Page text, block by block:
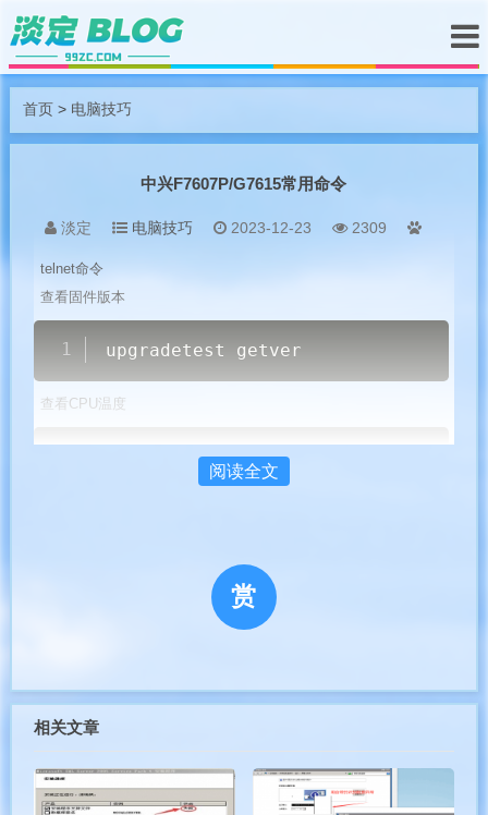
首页> 电脑技巧
中兴F7607P/G7615常用命令
淡定 电脑技巧 2023-12-23 2309
telnet命令
查看固件版本
upgradetest getver
查看CPU温度
/proc/tempsensor Copy
1
、sendcmd 1 DB set
、sendcmd 1 DB set
—破解刷电信后打开任意网页自动跳转LOID注册页面—
sendcmd 1 DB set PDTCTUSERINFO 0
sendcmd 1 DB PDTCTUSERINFO 0
Copy
阅读全文
赏
相关文章